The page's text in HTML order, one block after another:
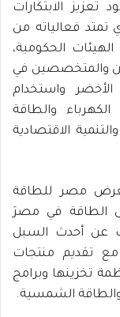
الابتكارات
تمتد فعالياته من
من الهيئات الحكومية،
والمتخصصين في
الأخضر واستخدام
والطاقة
الاقتصادية
معرض مصر للطاقة
الطاقة في مصرَ
عن أحدث السبل
مع تقديم منتجات
تخزينها وبرامج
والطاقة الشمسية.